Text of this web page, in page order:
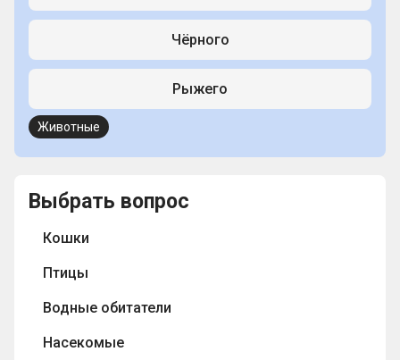
Чёрного
Рыжего
Животные
Выбрать вопрос
Кошки
Птицы
Водные обитатели
Насекомые